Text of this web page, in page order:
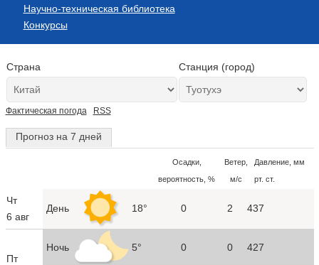
Научно-техническая библиотека
Конкурсы
Страна Станция (город)
Фактическая погода RSS
Прогноз на 7 дней
Осадки,
вероятность, %
Ветер,
м/с
Давление, мм
рт. ст.
Чт
6 авг
День 18° 0 2 437
Пт
Ночь 5° 0 0 427